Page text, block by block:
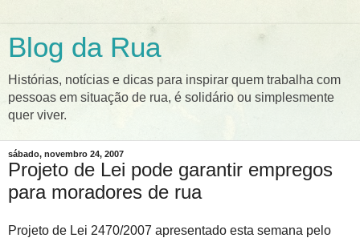
Blog da Rua
Histórias, notícias e dicas para inspirar quem trabalha com
pessoas em situação de rua, é solidário ou simplesmente
quer viver.
sábado, novembro 24, 2007
Projeto de Lei pode garantir empregos
para moradores de rua
Projeto de Lei 2470/2007 apresentado esta semana pelo